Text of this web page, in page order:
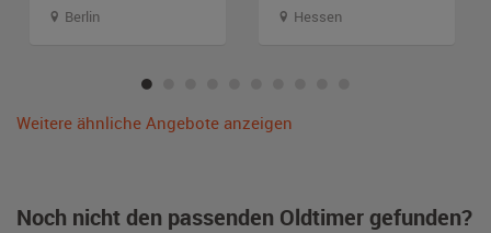
Berlin
Hessen
Weitere ähnliche Angebote anzeigen
Noch nicht den passenden Oldtimer gefunden?